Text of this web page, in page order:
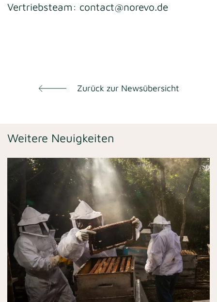
Vertriebsteam: contact@norevo.de
Zurück zur Newsübersicht
Weitere Neuigkeiten